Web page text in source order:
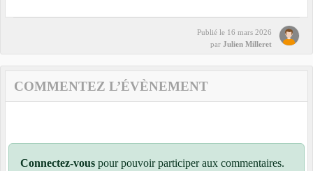
Publié le 16 mars 2026
par Julien Milleret
COMMENTEZ L’ÉVÈNEMENT
Connectez-vous pour pouvoir participer aux commentaires.